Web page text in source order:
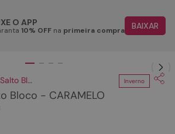
O APP
10% OFF na primeira compra BAIXAR
Mule Bridão Salto Bloco - CARAMELO Inverno
Bloco - CARAMELO